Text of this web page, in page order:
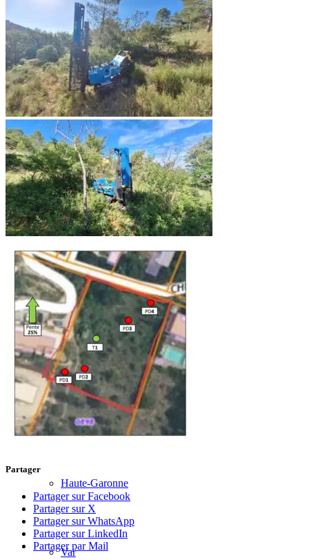
Haute-Garonne
Var
Assainissement
Non Collectif
Aude
Bouches-du-Rhône
Haute-Garonne
Var
Partager
Partager sur Facebook
Partager sur X
Partager sur WhatsApp
Partager sur LinkedIn
Partager par Mail